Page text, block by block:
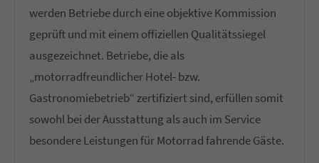
werden Betriebe durch eine objektive Kommission
geprüft und mit einem offiziellen Qualitätssiegel
ausgezeichnet. Betriebe, die als
„motorradfreundlicher Hotel- bzw.
Gastronomiebetrieb“ zertifiziert sind, erfüllen somit
sowohl bei der Ausstattung als auch im Service
besondere Leistungen für Motorrad fahrende Gäste.